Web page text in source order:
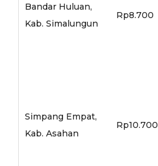
Bandar Huluan,
Kab. Simalungun
Rp8.700
Simpang Empat,
Kab. Asahan
Rp10.700